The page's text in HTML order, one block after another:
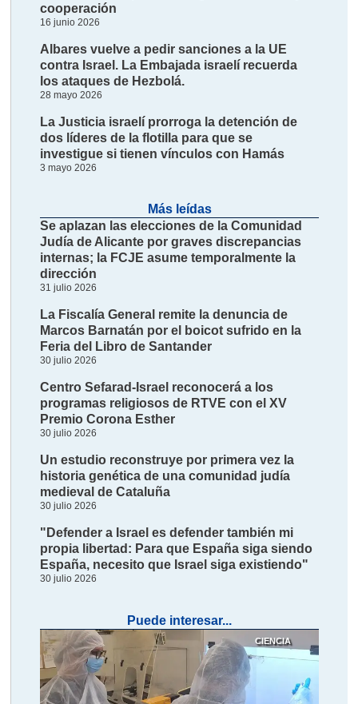
cooperación
16 junio 2026
Albares vuelve a pedir sanciones a la UE
contra Israel. La Embajada israelí recuerda
los ataques de Hezbolá.
28 mayo 2026
La Justicia israelí prorroga la detención de
dos líderes de la flotilla para que se
investigue si tienen vínculos con Hamás
3 mayo 2026
Más leídas
Se aplazan las elecciones de la Comunidad
Judía de Alicante por graves discrepancias
internas; la FCJE asume temporalmente la
dirección
31 julio 2026
La Fiscalía General remite la denuncia de
Marcos Barnatán por el boicot sufrido en la
Feria del Libro de Santander
30 julio 2026
Centro Sefarad-Israel reconocerá a los
programas religiosos de RTVE con el XV
Premio Corona Esther
30 julio 2026
Un estudio reconstruye por primera vez la
historia genética de una comunidad judía
medieval de Cataluña
30 julio 2026
"Defender a Israel es defender también mi
propia libertad: Para que España siga siendo
España, necesito que Israel siga existiendo"
30 julio 2026
Puede interesar...
CIENCIA